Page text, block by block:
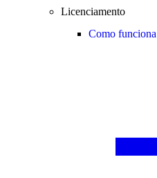
Licenciamento
Como funciona